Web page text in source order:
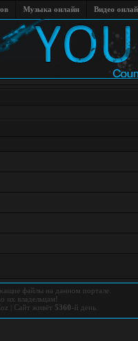
Музыка онлайн Видео
файлы на данном портале.
их владельцам!
Сайт живёт 5360-й день.